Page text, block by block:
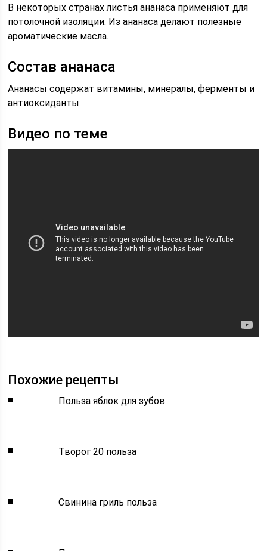
В некоторых странах листья ананаса применяют для
потолочной изоляции. Из ананаса делают полезные
ароматические масла.
Состав ананаса
Ананасы содержат витамины, минералы, ферменты и
антиоксиданты.
Видео по теме
Похожие рецепты
Польза яблок для зубов
Творог 20 польза
Свинина гриль польза